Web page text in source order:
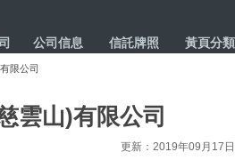
公司信息 信託牌照 黃頁分類
限公司
雲山)有限公司
更新：2019年09月17日